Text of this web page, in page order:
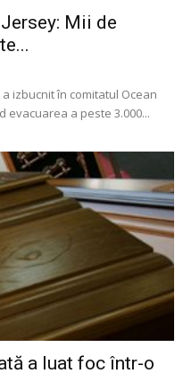
Mii de
izbucnit în comitatul Ocean
evacuarea a peste 3.000...
a luat foc într-o